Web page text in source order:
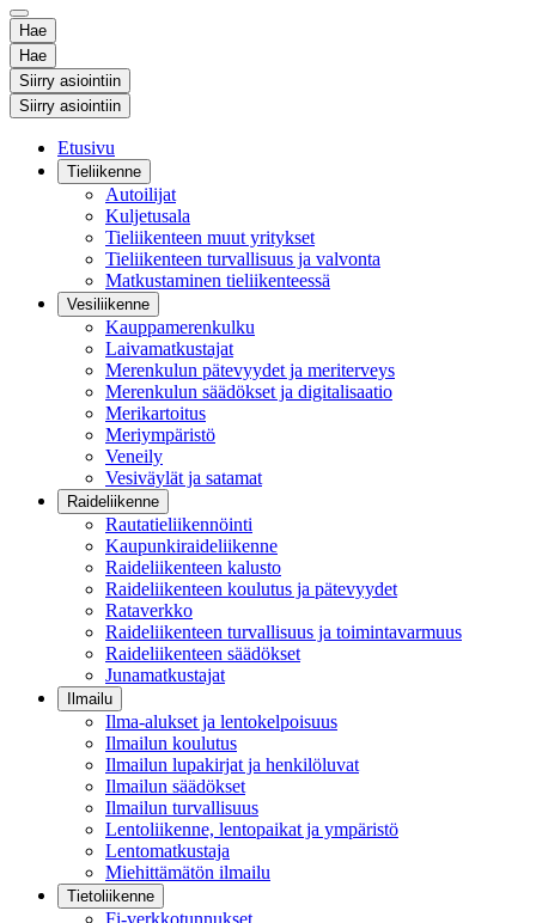
Hae
Hae
Siirry asiointiin
Siirry asiointiin
Etusivu
Tieliikenne
Autoilijat
Kuljetusala
Tieliikenteen muut yritykset
Tieliikenteen turvallisuus ja valvonta
Matkustaminen tieliikenteessä
Vesiliikenne
Kauppamerenkulku
Laivamatkustajat
Merenkulun pätevyydet ja meriterveys
Merenkulun säädökset ja digitalisaatio
Merikartoitus
Meriympäristö
Veneily
Vesiväylät ja satamat
Raideliikenne
Rautatieliikennöinti
Kaupunkiraideliikenne
Raideliikenteen kalusto
Raideliikenteen koulutus ja pätevyydet
Rataverkko
Raideliikenteen turvallisuus ja toimintavarmuus
Raideliikenteen säädökset
Junamatkustajat
Ilmailu
Ilma-alukset ja lentokelpoisuus
Ilmailun koulutus
Ilmailun lupakirjat ja henkilöluvat
Ilmailun säädökset
Ilmailun turvallisuus
Lentoliikenne, lentopaikat ja ympäristö
Lentomatkustaja
Miehittämätön ilmailu
Tietoliikenne
Fi-verkkotunnukset